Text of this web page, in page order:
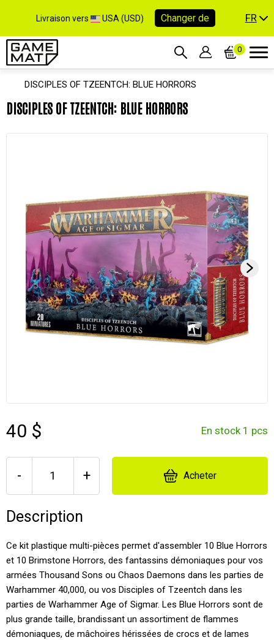
Livraison vers USA (USD) Changer de FR
0
DISCIPLES OF TZEENTCH: BLUE HORRORS
DISCIPLES OF TZEENTCH: BLUE HORRORS
40 $ En stock 1 pcs
- + Acheter
Description
Ce kit plastique multi-pièces permet d'assembler 10 Blue Horrors
et 10 Brimstone Horrors, des fantassins démoniaques pour vos
armées Thousand Sons ou Chaos Daemons dans les parties de
Warhammer 40,000, ou vos Disciples of Tzeentch dans les
parties de Warhammer Age of Sigmar. Les Blue Horrors sont de
plus grande taille, brandissant un assortiment de flammes
démoniaques, de mâchoires hérissées de crocs et de lames